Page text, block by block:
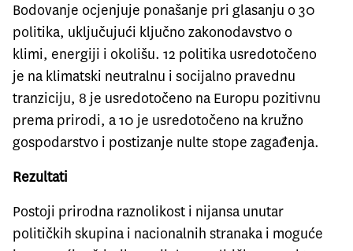
Bodovanje ocjenjuje ponašanje pri glasanju o 30
politika, uključujući ključno zakonodavstvo o
klimi, energiji i okolišu. 12 politika usredotočeno
je na klimatski neutralnu i socijalno pravednu
tranziciju, 8 je usredotočeno na Europu pozitivnu
prema prirodi, a 10 je usredotočeno na kružno
gospodarstvo i postizanje nulte stope zagađenja.
Rezultati
Postoji prirodna raznolikost i nijansa unutar
političkih skupina i nacionalnih stranaka i moguće